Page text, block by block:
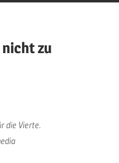
zu
die Vierte.